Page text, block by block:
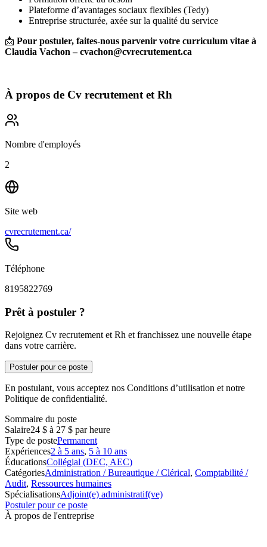
Plateforme d’avantages sociaux flexibles (Tedy)
Entreprise structurée, axée sur la qualité du service
📩 Pour postuler, faites-nous parvenir votre curriculum vitae à
Claudia Vachon – cvachon@cvrecrutement.ca
À propos de Cv recrutement et Rh
Nombre d'employés
2
Site web
cvrecrutement.ca/
Téléphone
8195822769
Prêt à postuler ?
Rejoignez Cv recrutement et Rh et franchissez une nouvelle étape
dans votre carrière.
Postuler pour ce poste
En postulant, vous acceptez nos Conditions d’utilisation et notre
Politique de confidentialité.
Sommaire du poste
Salaire24 $ à 27 $ par heure
Type de postePermanent
Expériences2 à 5 ans, 5 à 10 ans
ÉducationsCollégial (DEC, AEC)
CatégoriesAdministration / Bureautique / Clérical, Comptabilité /
Audit, Ressources humaines
SpécialisationsAdjoint(e) administratif(ve)
Postuler pour ce poste
À propos de l'entreprise